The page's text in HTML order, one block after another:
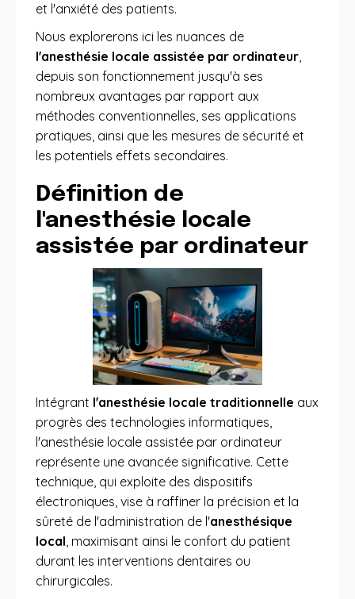
et l'anxiété des patients.
Nous explorerons ici les nuances de
l'anesthésie locale assistée par ordinateur,
depuis son fonctionnement jusqu'à ses
nombreux avantages par rapport aux
méthodes conventionnelles, ses applications
pratiques, ainsi que les mesures de sécurité et
les potentiels effets secondaires.
Définition de
l'anesthésie locale
assistée par ordinateur
Intégrant l'anesthésie locale traditionnelle aux
progrès des technologies informatiques,
l'anesthésie locale assistée par ordinateur
représente une avancée significative. Cette
technique, qui exploite des dispositifs
électroniques, vise à raffiner la précision et la
sûreté de l'administration de l'anesthésique
local, maximisant ainsi le confort du patient
durant les interventions dentaires ou
chirurgicales.